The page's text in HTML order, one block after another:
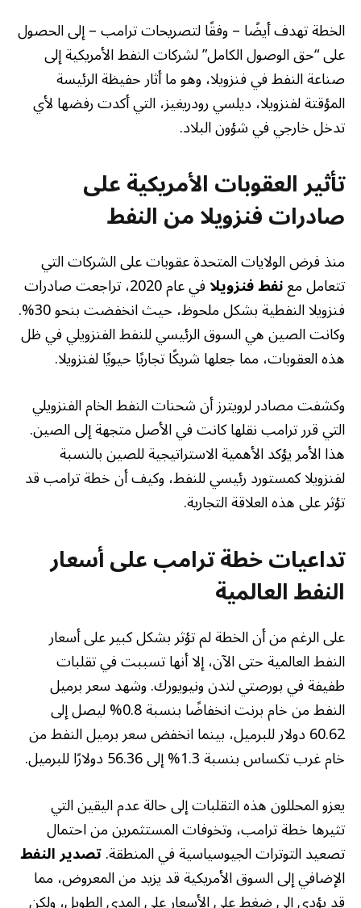
الخطة تهدف أيضًا – وفقًا لتصريحات ترامب – إلى الحصول
على “حق الوصول الكامل” لشركات النفط الأمريكية إلى
صناعة النفط في فنزويلا، وهو ما أثار حفيظة الرئيسة
المؤقتة لفنزويلا، ديلسي رودريغيز، التي أكدت رفضها لأي
تدخل خارجي في شؤون البلاد.
تأثير العقوبات الأمريكية على
صادرات فنزويلا من النفط
منذ فرض الولايات المتحدة عقوبات على الشركات التي
تتعامل معنفط فنزويلا في عام 2020، تراجعت صادرات
فنزويلا النفطية بشكل ملحوظ، حيث انخفضت بنحو 30%.
وكانت الصين هي السوق الرئيسي للنفط الفنزويلي في ظل
هذه العقوبات، مما جعلها شريكًا تجاريًا حيويًا لفنزويلا.
وكشفت مصادر لرويترز أن شحنات النفط الخام الفنزويلي
التي قرر ترامب نقلها كانت في الأصل متجهة إلى الصين.
هذا الأمر يؤكد الأهمية الاستراتيجية للصين بالنسبة
لفنزويلا كمستورد رئيسي للنفط، وكيف أن خطة ترامب قد
تؤثر على هذه العلاقة التجارية.
تداعيات خطة ترامب على أسعار
النفط العالمية
على الرغم من أن الخطة لم تؤثر بشكل كبير على أسعار
النفط العالمية حتى الآن، إلا أنها تسببت في تقلبات
طفيفة في بورصتي لندن ونيويورك. وشهد سعر برميل
النفط من خام برنت انخفاضًا بنسبة 0.8% ليصل إلى
60.62 دولار للبرميل، بينما انخفض سعر برميل النفط من
خام غرب تكساس بنسبة 1.3% إلى 56.36 دولارًا للبرميل.
يعزو المحللون هذه التقلبات إلى حالة عدم اليقين التي
تثيرها خطة ترامب، وتخوفات المستثمرين من احتمال
تصعيد التوترات الجيوسياسية في المنطقة.تصدير النفط
الإضافي إلى السوق الأمريكية قد يزيد من المعروض، مما